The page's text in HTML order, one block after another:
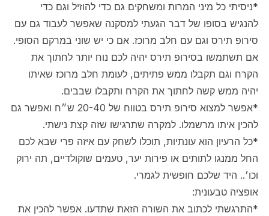
*ניסיתי כל מיני המרות ומשחקים גם כדי להוזיל וגם כדי
להנגיש בסופו של דבר הגעתי למסקנה שאפשר לעבוד גם עם
סירופ תירס וגם עם חלב מרוכז. אם כי יש שוני במרקם הסופי.
אם תשתמשו בסירופ תירס יהיה לכם נוח יותר לחתוך את
הקרח וגם תקבלו ממש פתיתים, לעומת חלב מרוכז שאיתו
יהיה ממש קשה לחתוך את הקרח ותקבלו שבבים.
*אפשר למצוא סירופ תירס בטווח של 20-40 ש״ח ואפשר גם
להכין איתו מרשמלו. למקרה שתרגישו שזה קצת נישתי.
*כל הרעיון הוא עונתיות, תוכלו לשחק עם איזה פרי שבא לכם
החל ממנגו לתותים או פירות יער, טעמים שוקולדיים, תה ירוק
וכו׳.. היד שלכם חופשית לגמרי.
אופציה טבעונית:
*התרגשתי לכתוב את השורה הזאת שתדעו. אפשר להכין את